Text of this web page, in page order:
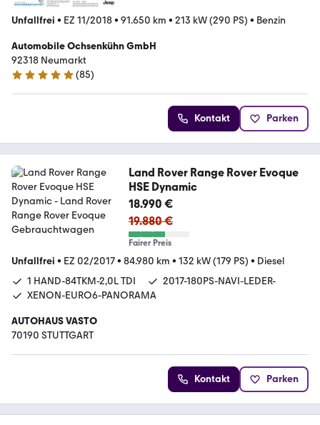
Unfallfrei • EZ 11/2018• 91.650 km • 213 kW (290 PS) • Benzin
Automobile Ochsenkühn GmbH
92318 Neumarkt
4.8 Sterne
(85)
Kontakt Parken
Land Rover Range Rover Evoque
HSE Dynamic
18.990 €
19.880 €
Fairer Preis
Unfallfrei • EZ 02/2017• 84.980 km • 132 kW (179 PS) • Diesel
1 HAND-84TKM-2,0L TDI
2017-180PS-NAVI-LEDER-
XENON-EURO6-PANORAMA
AUTOHAUS VASTO
70190 STUTTGART
Kontakt Parken